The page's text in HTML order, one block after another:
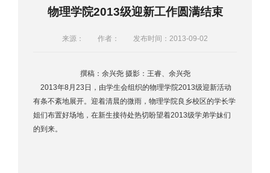
物理学院2013级迎新工作圆满结束
来源： 作者： 发布时间：2013-09-02
撰稿：余兴尧 摄影：王睿、余兴尧
2013年8月23日，由学生会组织的物理学院2013级迎新活动
有条不紊地展开。迎着清晨的微雨，物理学院良乡校区的学长学
姐们布置好场地，在新生接待处热切盼望着2013级学弟学妹们
的到来。